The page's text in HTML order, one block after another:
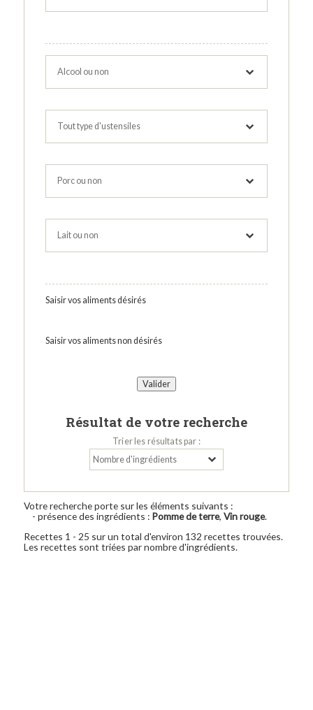
Saisir vos aliments désirés
Saisir vos aliments non désirés
Résultat de votre recherche
Trier les résultats par :
Votre recherche porte sur les éléments suivants :
- présence des ingrédients : Pomme de terre, Vin rouge.
Recettes 1 - 25 sur un total d'environ 132 recettes trouvées.
Les recettes sont triées par nombre d'ingrédients.